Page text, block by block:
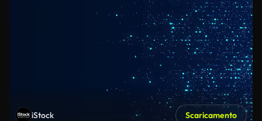
iStock Scaricamento